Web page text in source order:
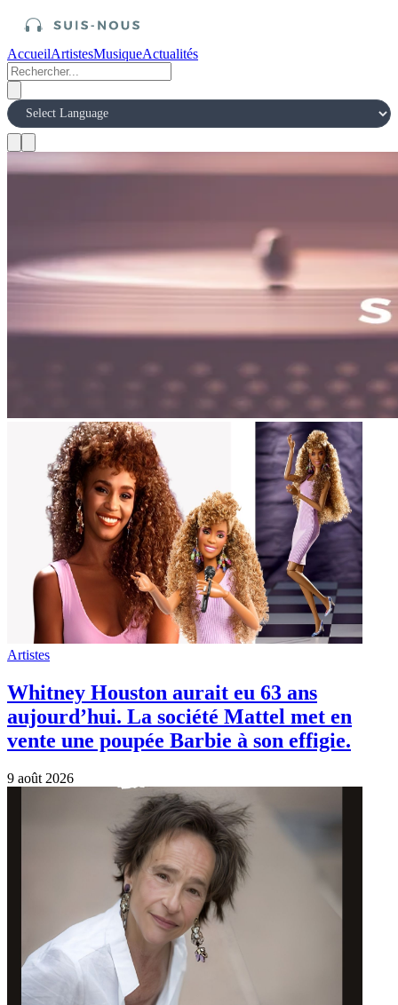
AccueilArtistesMusiqueActualités
Artistes
Whitney Houston aurait eu 63 ans
aujourd’hui. La société Mattel met en
vente une poupée Barbie à son effigie.
9 août 2026